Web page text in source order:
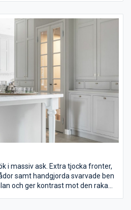
Här är all förvaring dold och till
förvaring för plåtar och brickor.
och försedda med mjuk filt
och mot taket möter köket en
är ett ståtligt och traditionellt
och klassisk karaktär i en grå
i massiv ask. Extra tjocka fronter,
samt handgjorda svarvade ben
och ger kontrast mot den raka